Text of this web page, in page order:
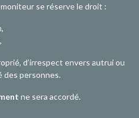
se réserve le droit :
d’irrespect envers autrui ou
des personnes.
ne sera accordé.